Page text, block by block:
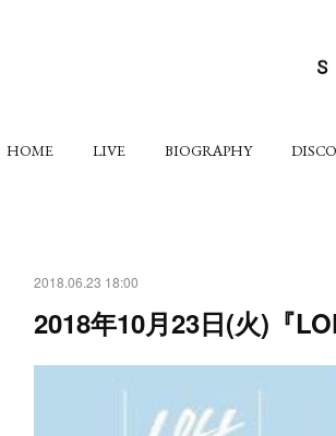
HOME LIVE BIOGRAPHY
2018.06.23 18:00
2018年10月23日(火)『